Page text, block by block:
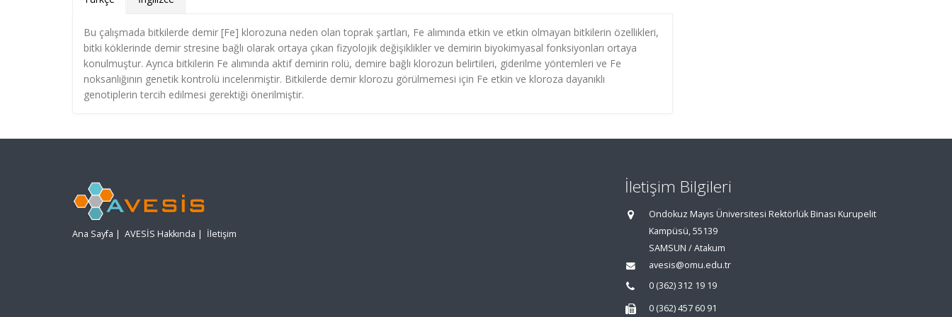
Bu çalışmada bitkilerde demir [Fe] klorozuna neden olan toprak şartları, Fe alımında etkin ve etkin olmayan bitkilerin özellikleri,
bitki köklerinde demir stresine bağlı olarak ortaya çıkan fizyolojik değişiklikler ve demirin biyokimyasal fonksiyonları ortaya
konulmuştur. Ayrıca bitkilerin Fe alımında aktif demirin rolü, demire bağlı klorozun belirtileri, giderilme yöntemleri ve Fe
noksanlığının genetik kontrolü incelenmiştir. Bitkilerde demir klorozu görülmemesi için Fe etkin ve kloroza dayanıklı
genotiplerin tercih edilmesi gerektiği önerilmiştir.
Ana Sayfa | AVESİS Hakkında | İletişim
İletişim Bilgileri
Ondokuz Mayıs Üniversitesi Rektörlük Binası Kurupelit
Kampüsü, 55139
SAMSUN / Atakum
avesis@omu.edu.tr
0 (362) 312 19 19
0 (362) 457 60 91